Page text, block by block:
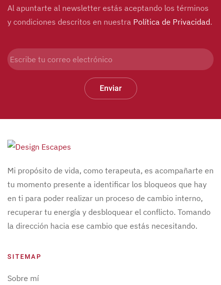
Al apuntarte al newsletter estás aceptando los términos
y condiciones descritos en nuestra Política de Privacidad.
Enviar
Mi propósito de vida, como terapeuta, es acompañarte en
tu momento presente a identificar los bloqueos que hay
en ti para poder realizar un proceso de cambio interno,
recuperar tu energía y desbloquear el conflicto. Tomando
la dirección hacia ese cambio que estás necesitando.
SITEMAP
Sobre mí